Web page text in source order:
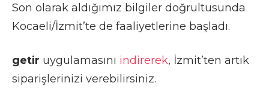
Son olarak aldığımız bilgiler doğrultusunda
Kocaeli/İzmit’te de faaliyetlerine başladı.
getir uygulamasını indirerek, İzmit’ten artık
siparişlerinizi verebilirsiniz.